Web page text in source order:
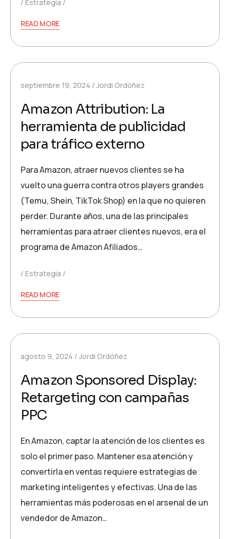
Estrategia
READ MORE
septiembre 19, 2024 Jordi Ordóñez
Amazon Attribution: La
herramienta de publicidad
para tráfico externo
Para Amazon, atraer nuevos clientes se ha
vuelto una guerra contra otros players grandes
(Temu, Shein, TikTok Shop) en la que no quieren
perder. Durante años, una de las principales
herramientas para atraer clientes nuevos, era el
programa de Amazon Afiliados…
Estrategia
READ MORE
agosto 9, 2024 Jordi Ordóñez
Amazon Sponsored Display:
Retargeting con campañas
PPC
En Amazon, captar la atención de los clientes es
solo el primer paso. Mantener esa atención y
convertirla en ventas requiere estrategias de
marketing inteligentes y efectivas. Una de las
herramientas más poderosas en el arsenal de un
vendedor de Amazon…